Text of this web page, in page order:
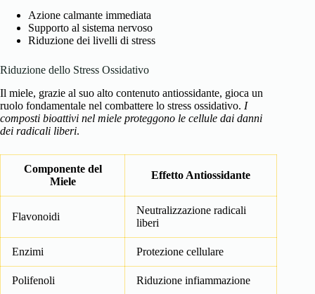
Azione calmante immediata
Supporto al sistema nervoso
Riduzione dei livelli di stress
Riduzione dello Stress Ossidativo
Il miele, grazie al suo alto contenuto antiossidante, gioca un
ruolo fondamentale nel combattere lo stress ossidativo. I
composti bioattivi nel miele proteggono le cellule dai danni
dei radicali liberi.
Componente del
Miele
Effetto Antiossidante
Flavonoidi
Neutralizzazione radicali
liberi
Enzimi Protezione cellulare
Polifenoli
Riduzione infiammazione